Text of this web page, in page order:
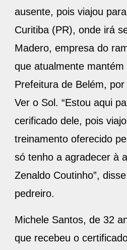
ausente, pois viajou
Curitiba (PR), onde irá
Madero, empresa do
que atualmente
Prefeitura de Belém,
Ver o Sol. “Estou aqui
cerificado dele, pois
treinamento oferecido
só tenho a agradecer à
Zenaldo Coutinho”,
pedreiro.
Michele Santos, de 32
que recebeu o